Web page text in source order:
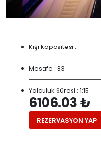
Kişi Kapasitesi :
Mesafe : 83
Yolculuk Süresi : 1:15
6106.03 ₺
REZERVASYON YAP